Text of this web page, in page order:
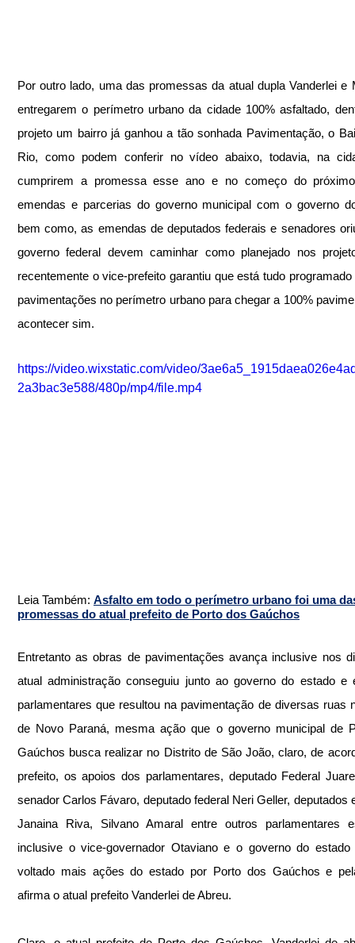
Por outro lado, uma das promessas da atual dupla Vanderlei e
entregarem o perímetro urbano da cidade 100% asfaltado,
projeto um bairro já ganhou a tão sonhada Pavimentação, o
Rio, como podem conferir no vídeo abaixo, todavia, na
cumprirem a promessa esse ano e no começo do
emendas e parcerias do governo municipal com o governo
bem como, as emendas de deputados federais e senadores
governo federal devem caminhar como planejado nos
recentemente o vice-prefeito garantiu que está tudo
pavimentações no perímetro urbano para chegar a 100%
acontecer sim.
https://video.wixstatic.com/video/
2a3bac3e588/480p/mp4/file.mp4
Leia Também: Asfalto em todo o perímetro urbano foi uma
promessas do atual prefeito de Porto dos Gaúchos
Entretanto as obras de pavimentações avança inclusive nos
atual administração conseguiu junto ao governo do estado e
parlamentares que resultou na pavimentação de diversas ruas
de Novo Paraná, mesma ação que o governo municipal de
Gaúchos busca realizar no Distrito de São João, claro, de
prefeito, os apoios dos parlamentares, deputado Federal
senador Carlos Fávaro, deputado federal Neri Geller, deputados
Janaina Riva, Silvano Amaral entre outros parlamentares
inclusive o vice-governador Otaviano e o governo do
voltado mais ações do estado por Porto dos Gaúchos e
afirma o atual prefeito Vanderlei de Abreu.